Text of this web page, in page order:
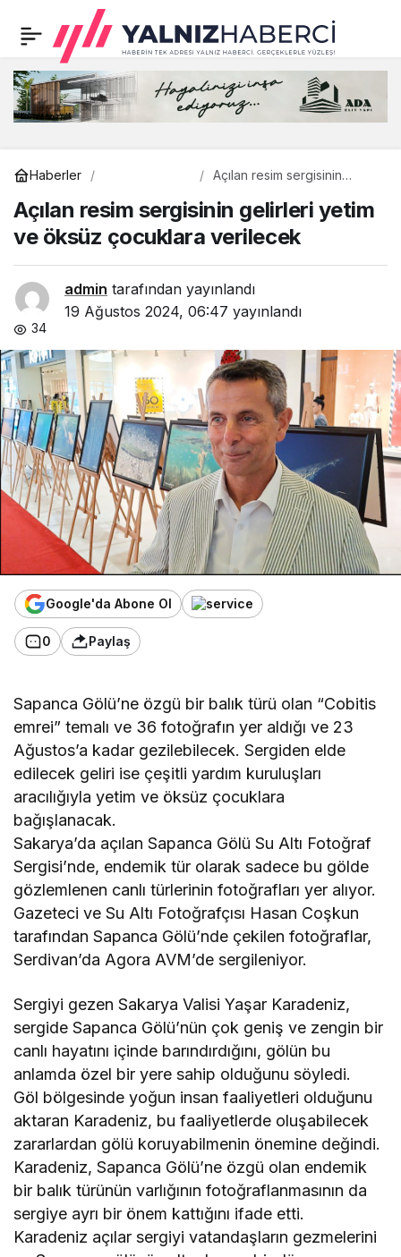
Haberler
Açılan resim sergisinin
çocuklara verilecek
Açılan resim sergisinin gelirleri yetim
ve öksüz çocuklara verilecek
admin tarafından yayınlandı
19 Ağustos 2024, 06:47 yayınlandı
34
Google'da Abone Ol
0 Paylaş
Sapanca Gölü’ne özgü bir balık türü olan “Cobitis
emrei” temalı ve 36 fotoğrafın yer aldığı ve 23
Ağustos’a kadar gezilebilecek. Sergiden elde
edilecek geliri ise çeşitli yardım kuruluşları
aracılığıyla yetim ve öksüz çocuklara
bağışlanacak.
Sakarya’da açılan Sapanca Gölü Su Altı Fotoğraf
Sergisi’nde, endemik tür olarak sadece bu gölde
gözlemlenen canlı türlerinin fotoğrafları yer alıyor.
Gazeteci ve Su Altı Fotoğrafçısı Hasan Coşkun
tarafından Sapanca Gölü’nde çekilen fotoğraflar,
Serdivan’da Agora AVM’de sergileniyor.
Sergiyi gezen Sakarya Valisi Yaşar Karadeniz,
sergide Sapanca Gölü’nün çok geniş ve zengin bir
canlı hayatını içinde barındırdığını, gölün bu
anlamda özel bir yere sahip olduğunu söyledi.
Göl bölgesinde yoğun insan faaliyetleri olduğunu
aktaran Karadeniz, bu faaliyetlerde oluşabilecek
zararlardan gölü koruyabilmenin önemine değindi.
Karadeniz, Sapanca Gölü’ne özgü olan endemik
bir balık türünün varlığının fotoğraflanmasının da
sergiye ayrı bir önem kattığını ifade etti.
Karadeniz açılar sergiyi vatandaşların gezmelerini
Açılan resim sergisinin
gelirleri yetim ve öksüz
çocuklara verilecek